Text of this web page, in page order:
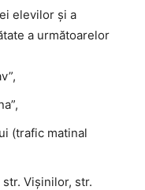
elevilor şi a
a următoarelor
(trafic matinal
Vișinilor, str.